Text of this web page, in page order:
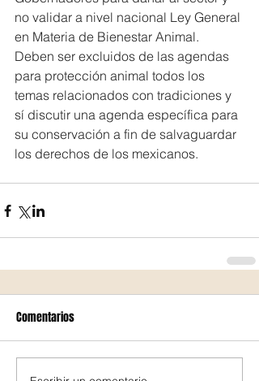
no validar a nivel nacional Ley General
en Materia de Bienestar Animal.
Deben ser excluidos de las agendas
para protección animal todos los
temas relacionados con tradiciones y
sí discutir una agenda específica para
su conservación a fin de salvaguardar
los derechos de los mexicanos.
Comentarios